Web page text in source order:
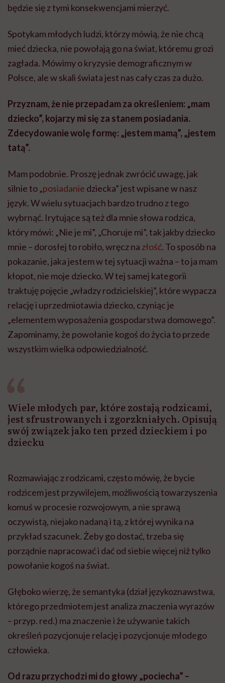
będzie się z tymi konsekwencjami mierzyć.
Spotykam młodych ludzi, którzy mówią, że nie chcą
mieć dziecka, nie powołają go na świat, któremu grozi
zagłada. Mówimy o kryzysie demograficznym w
Polsce, ale w skali świata jest nas cały czas za dużo.
Przyznam, że nie przepadam za określeniem: „mam
dziecko”, kojarzy mi się za stanem posiadania.
Zdecydowanie wolę formę: „jestem mamą”, „jestem
tatą”.
Mam podobnie. Proszę jednak zwrócić uwagę, jak
silnie to „posiadanie dziecka” jest wpisane w nasz
język. W wielu sytuacjach bardzo trudno z tego
wybrnąć. Irytujące są też dla mnie słowa rodzica,
który mówi: „Nie je mi”, „Choruje mi”, tak jakby dziecko
mnie – dorosłej to robiło, wręcz na złość. To sposób na
pokazanie, jaka jestem w tej sytuacji ważna – to ja mam
kłopot, nie moje dziecko. W tej samej kategorii
traktuję pojęcie „władzy rodzicielskiej”, które wypacza
relację i uprzedmiotawia dziecko, czyniąc je
„elementem wyposażenia gospodarstwa domowego”.
Zapominamy, że powołanie kogoś do życia to przede
wszystkim wielka odpowiedzialność.
Wiele młodych par, które zostają rodzicami,
jest sfrustrowanych i zgorzkniałych. Opisują
swój związek jako ten przed dzieckiem i po
dziecku
Rozmawiając z rodzicami, często mówię, że bycie
rodzicem jest przywilejem, możliwością towarzyszenia
komuś w procesie rozwojowym, a nie sprawą
oczywistą, niejako nadaną i tą, z której wynika na
przykład szacunek. Żeby go dostać, trzeba się
porządnie napracować i dać od siebie więcej niż tylko
powołanie kogoś na świat.
Głęboko wierzę, że semantyka (dział językoznawstwa,
którego przedmiotem jest analiza znaczenia wyrazów
– przyp. red.) ma znaczenie i że używanie takich
określeń pozycjonuje relację i pozycjonuje młodego
człowieka.
Od razu przychodzi mi do głowy „pociecha” –